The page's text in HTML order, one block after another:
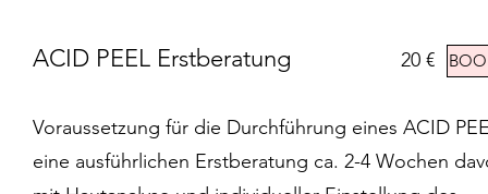
ACID PEEL Erstberatung 20 €
Voraussetzung für die Durchführung eines ACID
eine ausführlichen Erstberatung ca. 2-4 Wochen